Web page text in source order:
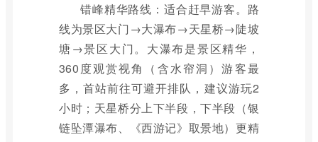
错峰精华路线：适合赶早游客。路
线为景区大门→大瀑布→天星桥→陡坡
塘→景区大门。大瀑布是景区精华，
360度观赏视角（含水帘洞）游客最
多，首站前往可避开排队，建议游玩2
小时；天星桥分上下半段，下半段（银
链坠潭瀑布、《西游记》取景地）更精